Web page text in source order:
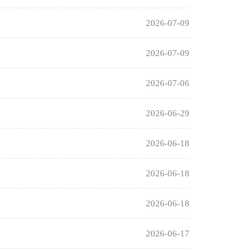
2026-07-09
2026-07-09
2026-07-06
2026-06-29
2026-06-18
2026-06-18
2026-06-18
2026-06-17